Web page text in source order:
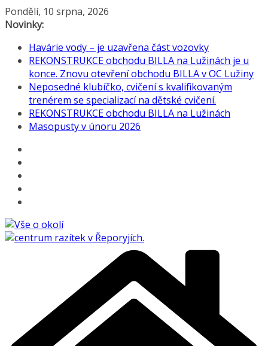
Přeskočit
na
Pondělí, 10 srpna, 2026
Novinky:
Havárie vody – je uzavřena část vozovky
REKONSTRUKCE obchodu BILLA na Lužinách je u
konce. Znovu otevření obchodu BILLA v OC Lužiny
Neposedné klubíčko, cvičení s kvalifikovaným
trenérem se specializací na dětské cvičení.
REKONSTRUKCE obchodu BILLA na Lužinách
Masopusty v únoru 2026